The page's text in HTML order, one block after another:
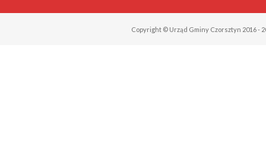
Copyright © Urząd Gminy Czorsztyn 2016 -